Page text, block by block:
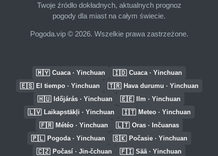
Twoje źródło dokładnych, aktualnych prognoz
pogody dla miast na całym świecie.
Pogoda.vip © 2026. Wszelkie prawa zastrzeżone.
🇲🇾 Cuaca · Yinchuan 🇮🇩 Cuaca · Yinchuan
🇪🇸 El tiempo · Yinchuan 🇹🇷 Hava durumu · Yinchuan
🇭🇺 Időjárás · Yinchuan 🇪🇪 Ilm · Yinchuan
🇱🇻 Laikapstākļi · Yinchuan 🇮🇹 Meteo · Yinchuan
🇫🇷 Météo · Yinchuan 🇱🇹 Oras · Inčuanas
🇵🇱 Pogoda · Yinchuan 🇸🇰 Počasie · Yinchuan
🇨🇿 Počasí · Jin-čchuan 🇫🇮 Sää · Yinchuan